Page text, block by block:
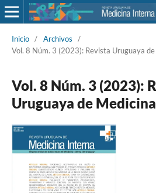
Inicio / Archivos
/
Vol. 8 Núm. 3 (2023): Revista Uruguaya
Vol. 8 Núm. 3 (2023):
Uruguaya de